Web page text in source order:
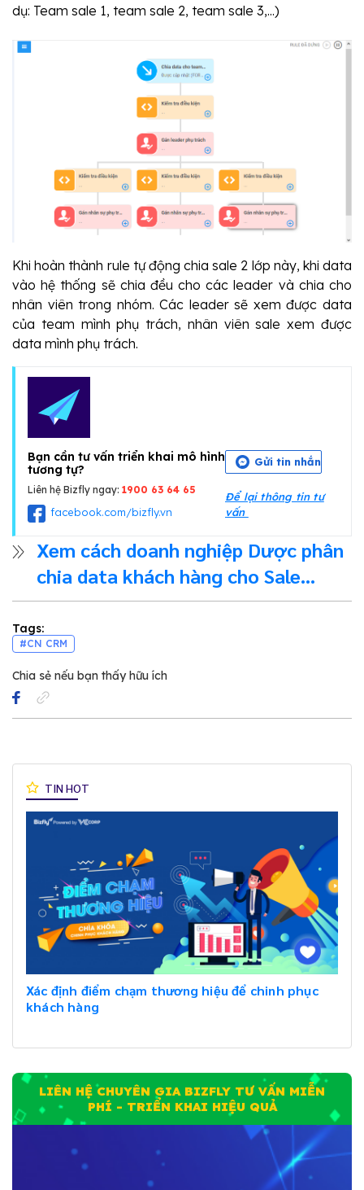
dụ: Team sale 1, team sale 2, team sale 3,...)
Khi hoàn thành rule tự động chia sale 2 lớp này, khi data
vào hệ thống sẽ chia đều cho các leader và chia cho
nhân viên trong nhóm. Các leader sẽ xem được data
của team mình phụ trách, nhân viên sale xem được
data mình phụ trách.
Bạn cần tư vấn triển khai mô hình
tương tự?
Liên hệ Bizfly ngay: 1900 63 64 65
facebook.com/bizfly.vn
Gửi tin nhắn
Để lại thông tin tư
vấn
Xem cách doanh nghiệp Dược phân
chia data khách hàng cho Sale
chăm sóc khi bán thuốc online để
đạt hiệu quả cao nhất
Tags:
#CN CRM
Chia sẻ nếu bạn thấy hữu ích
TIN HOT
Xác định điểm chạm thương hiệu để chinh phục
khách hàng
LIÊN HỆ CHUYÊN GIA BIZFLY TƯ VẤN MIỄN
PHÍ - TRIỂN KHAI HIỆU QUẢ